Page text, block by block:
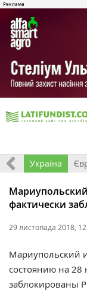
Все Україна
фактически
29 листопада 2018,
Мариупольский
состоянию на 28
заблокированы